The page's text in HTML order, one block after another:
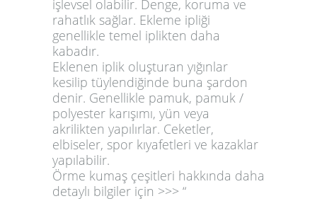
işlevsel olabilir. Denge, koruma ve
rahatlık sağlar. Ekleme ipliği
genellikle temel iplikten daha
kabadır.
Eklenen iplik oluşturan yığınlar
kesilip tüylendiğinde buna şardon
denir. Genellikle pamuk, pamuk /
polyester karışımı, yün veya
akrilikten yapılırlar. Ceketler,
elbiseler, spor kıyafetleri ve kazaklar
yapılabilir.
Örme kumaş çeşitleri hakkında daha
detaylı bilgiler için >>> “